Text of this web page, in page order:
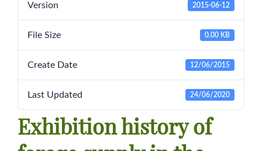
Version 2015-06-12
File Size 0.00 KB
Create Date 12/06/2015
Last Updated 24/06/2020
Exhibition history of